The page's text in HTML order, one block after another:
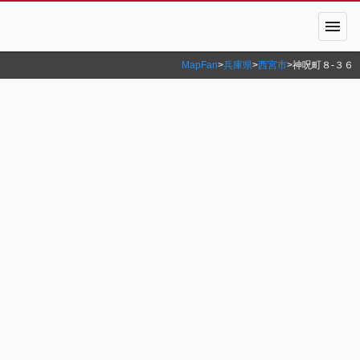
menu
MapFan>兵庫県>西宮市>神呪町８‐３６